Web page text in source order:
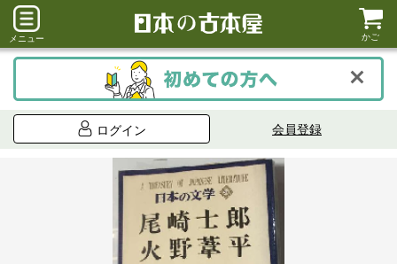
メニュー かご
ログイン 会員登録